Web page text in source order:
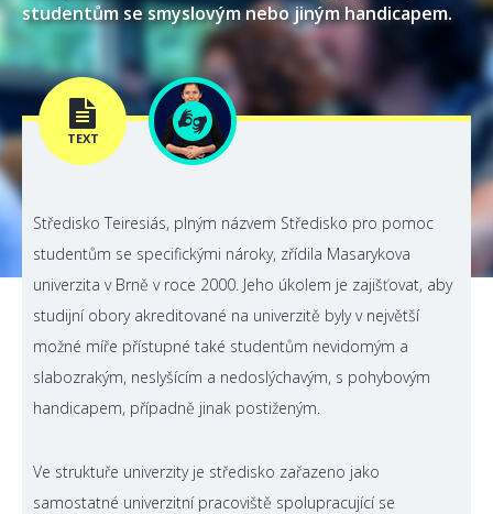
studentům se smyslovým nebo jiným handicapem.
TEXT
Středisko Teiresiás, plným názvem Středisko pro pomoc
studentům se specifickými nároky, zřídila Masarykova
univerzita v Brně v roce 2000. Jeho úkolem je zajišťovat, aby
studijní obory akreditované na univerzitě byly v největší
možné míře přístupné také studentům nevidomým a
slabozrakým, neslyšícím a nedoslýchavým, s pohybovým
handicapem, případně jinak postiženým.
Ve struktuře univerzity je středisko zařazeno jako
samostatné univerzitní pracoviště spolupracující se